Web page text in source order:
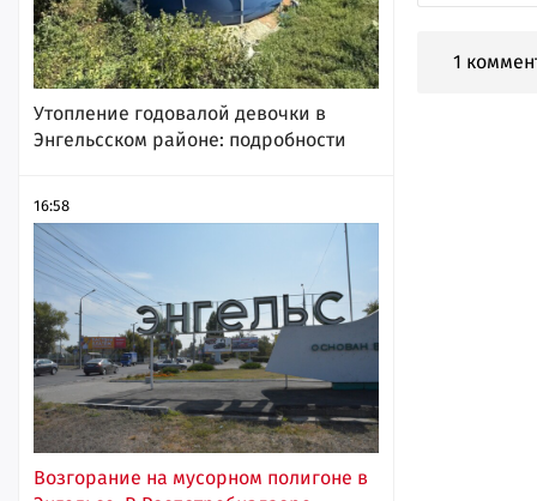
Утопление годовалой девочки в
Энгельсском районе: подробности
16:58
Возгорание на мусорном полигоне в
1